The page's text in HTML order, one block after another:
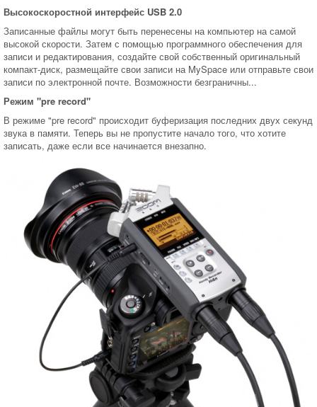
Высокоскоростной интерфейс USB 2.0
Записанные файлы могут быть перенесены на компьютер на самой
высокой скорости. Затем с помощью программного обеспечения для
записи и редактирования, создайте свой собственный оригинальный
компакт-диск, размещайте свои записи на MySpace или отправьте свои
записи по электронной почте. Возможности безграничны...
Режим "pre record"
В режиме "pre record" происходит буферизация последних двух секунд
звука в памяти. Теперь вы не пропустите начало того, что хотите
записать, даже если все начинается внезапно.